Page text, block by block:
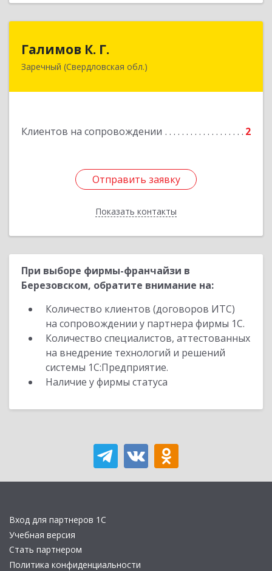
Галимов К. Г.
Заречный (Свердловская обл.)
Клиентов на сопровождении 2
Отправить заявку
Показать контакты
Свердловская обл, г. Заречный, ул. Кузнецова,
Отправить заявку
Назад
При выборе фирмы-франчайзи в
Березовском, обратите внимание на:
Количество клиентов (договоров ИТС)
на сопровождении у партнера фирмы 1С.
Количество специалистов, аттестованных
на внедрение технологий и решений
системы 1С:Предприятие.
Наличие у фирмы статуса
Вход для партнеров 1С
Учебная версия
Стать партнером
Политика конфиденциальности